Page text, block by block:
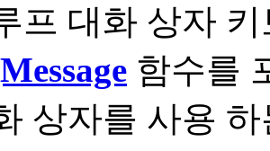
프 대화 상자
함수를
상자를 사용